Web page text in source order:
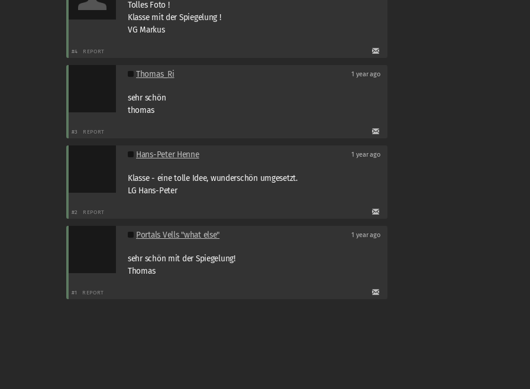
Tolles Foto !
Klasse mit der Spiegelung !
VG Markus
#4 REPORT
Thomas_Ri 1 year ago
sehr schön
thomas
#3 REPORT
Hans-Peter Henne 1 year ago
Klasse - eine tolle Idee, wunderschön umgesetzt.
LG Hans-Peter
#2 REPORT
Portals Vells "what else" 1 year ago
sehr schön mit der Spiegelung!
Thomas
#1 REPORT